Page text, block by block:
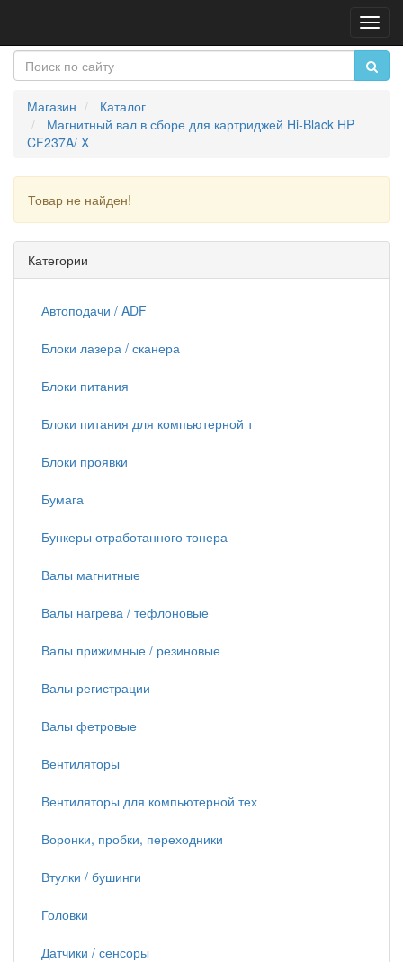
Магазин
Каталог
Магнитный вал в сборе для картриджей Hi-Black HP
CF237A/ X
Товар не найден!
Категории
Автоподачи / ADF
Блоки лазера / сканера
Блоки питания
Блоки питания для компьютерной т
Блоки проявки
Бумага
Бункеры отработанного тонера
Валы магнитные
Валы нагрева / тефлоновые
Валы прижимные / резиновые
Валы регистрации
Валы фетровые
Вентиляторы
Вентиляторы для компьютерной тех
Воронки, пробки, переходники
Втулки / бушинги
Головки
Датчики / сенсоры